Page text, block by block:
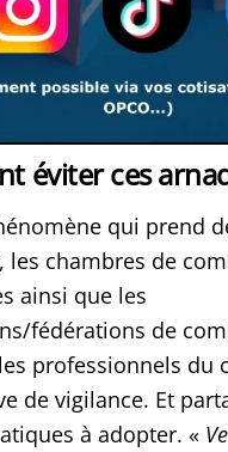
éviter ces
qui prend
les chambres de
ainsi que les
fédérations de
professionnels du
de vigilance. Et
à adopter. «